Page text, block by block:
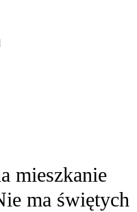
mieszkanie
ma świętych